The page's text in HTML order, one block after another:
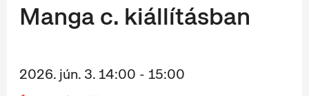
Manga c. kiállításban
2026. jún. 3. 14:00 - 15:00